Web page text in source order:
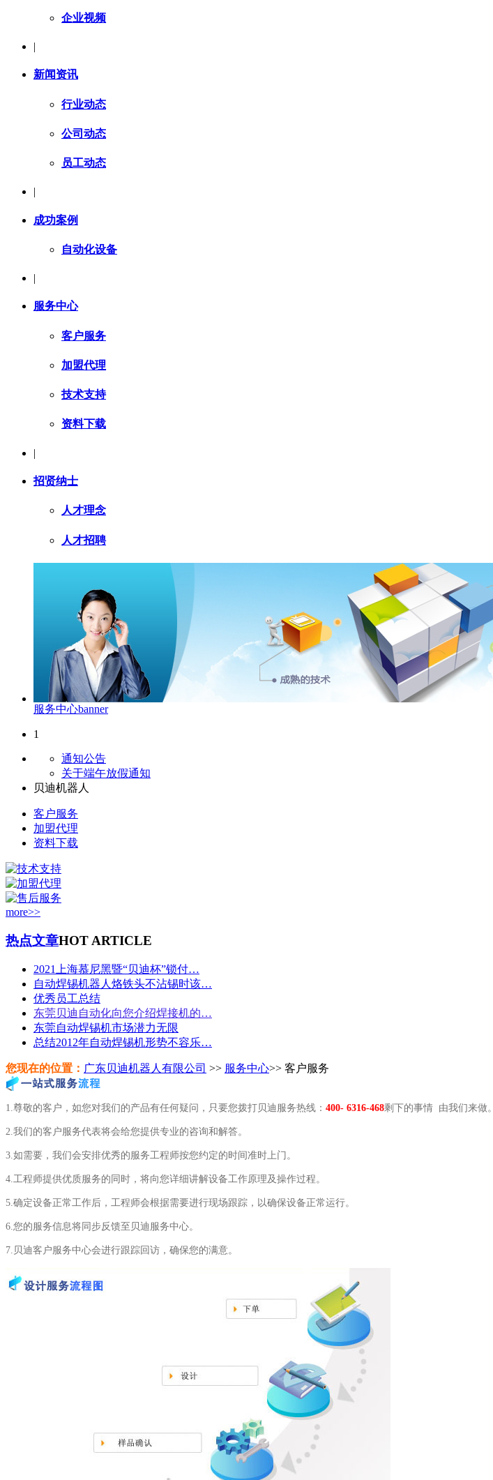
企业视频
|
新闻资讯
行业动态
公司动态
员工动态
|
成功案例
自动化设备
|
服务中心
客户服务
加盟代理
技术支持
资料下载
|
招贤纳士
人才理念
人才招聘
服务中心banner
1
通知公告
关于端午放假通知
贝迪机器人
客户服务
加盟代理
资料下载
more>>
热点文章HOT ARTICLE
2021上海慕尼黑暨“贝迪杯”锁付…
自动焊锡机器人烙铁头不沾锡时该…
优秀员工总结
东莞贝迪自动化向您介绍焊接机的…
东莞自动焊锡机市场潜力无限
总结2012年自动焊锡机形势不容乐…
您现在的位置： 广东贝迪机器人有限公司 >> 服务中心>> 客户服务
1.尊敬的客户，如您对我们的产品有任何疑问，只要您拨打贝迪服务热线： 400- 6316-468剩下的事情 由我们来做。
2.我们的客户服务代表将会给您提供专业的咨询和解答。
3.如需要，我们会安排优秀的服务工程师按您约定的时间准时上门。
4.工程师提供优质服务的同时，将向您详细讲解设备工作原理及操作过程。
5.确定设备正常工作后，工程师会根据需要进行现场跟踪，以确保设备正常运行。
6.您的服务信息将同步反馈至贝迪服务中心。
7.贝迪客户服务中心会进行跟踪回访，确保您的满意。